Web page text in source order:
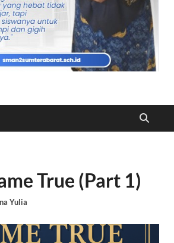
True (Part 1)
Yulia